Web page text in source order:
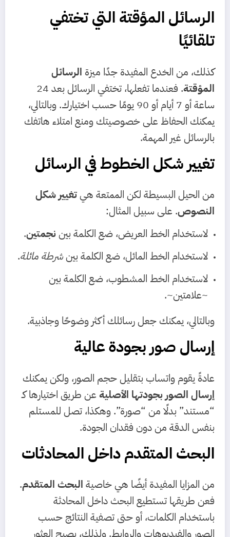
الرسائل المؤقتة التي تختفي
تلقائيًا
كذلك، من الخدع المفيدة جدًا ميزة الرسائل
المؤقتة
. فعندما تفعلها، تختفي الرسائل بعد 24
ساعة أو 7 أيام أو 90 يومًا حسب اختيارك. وبالتالي،
يمكنك الحفاظ على خصوصيتك ومنع امتلاء هاتفك
بالرسائل غير المهمة.
تغيير شكل الخطوط في الرسائل
من الحيل البسيطة لكن الممتعة هيتغيير شكل
النصوص. على سبيل المثال:
لاستخدام الخط العريض، ضع الكلمة بيننجمتين.
لاستخدام الخط المائل، ضع الكلمة بينشرطة مائلة.
لاستخدام الخط المشطوب، ضع الكلمة بين
~علامتين~.
وبالتالي، يمكنك جعل رسائلك أكثر وضوحًا وجاذبية.
إرسال صور بجودة عالية
عادةً يقوم واتساب بتقليل حجم الصور، ولكن يمكنك
إرسال الصور بجودتها الأصلية عن طريق اختيارها كـ
“مستند” بدلًا من “صورة”. وهكذا، تصل للمستلم
بنفس الدقة من دون فقدان الجودة.
البحث المتقدم داخل المحادثات
من المزايا المفيدة أيضًا هي خاصية البحث المتقدم.
فعن طريقها تستطيع البحث داخل المحادثة
باستخدام الكلمات، أو حتى تصفية النتائج حسب
الصور والفيديوهات والروابط. ولذلك، يصبح العثور